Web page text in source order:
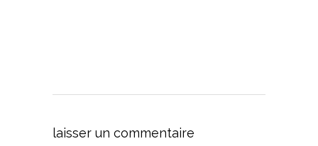
laisser un commentaire